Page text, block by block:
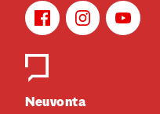
Face­bookIns­ta­gramYou­Tu­be
Neu­von­ta